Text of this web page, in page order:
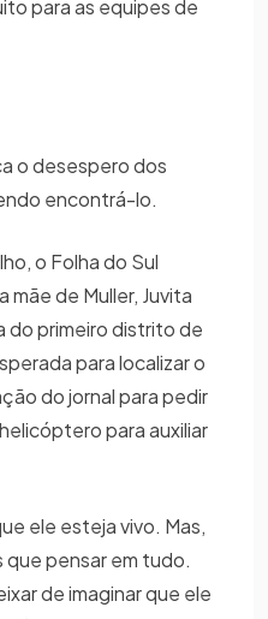
para as equipes de
o desespero dos
encontrá-lo.
o Folha do Sul
de Muller, Juvita
do primeiro distrito de
para localizar o
do jornal para pedir
para auxiliar
ele esteja vivo. Mas,
pensar em tudo.
de imaginar que ele